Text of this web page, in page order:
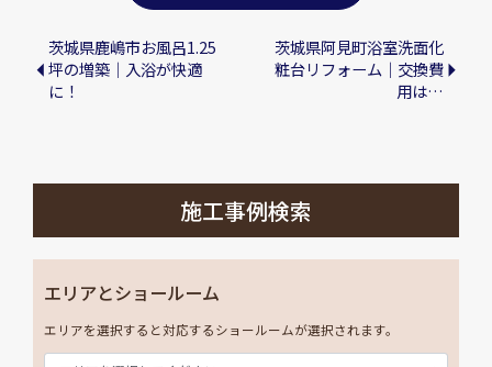
茨城県鹿嶋市お風呂1.25
坪の増築｜入浴が快適
に！
茨城県阿見町浴室洗面化
粧台リフォーム｜交換費
用は…
施工事例検索
エリアとショールーム
エリアを選択すると対応するショールームが選択されます。